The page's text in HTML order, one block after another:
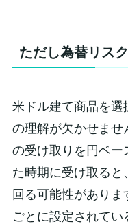
ただし為替リス
米ドル建て商品を
の理解が欠かせませ
の受け取りを円ベー
た時期に受け取る
回る可能性があり
ごとに設定されて